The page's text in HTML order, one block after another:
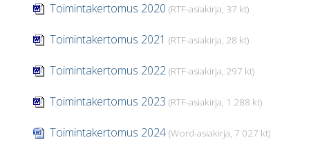
Toimintakertomus 2020 (RTF-asiakirja, 37 kt)
Toimintakertomus 2021 (RTF-asiakirja, 28 kt)
Toimintakertomus 2022 (RTF-asiakirja, 297 kt)
Toimintakertomus 2023 (RTF-asiakirja, 1 288 kt)
Toimintakertomus 2024 (Word-asiakirja, 7 027 kt)